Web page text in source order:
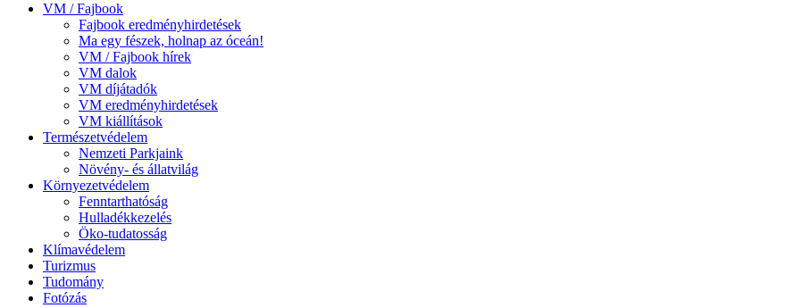
VM / Fajbook
Fajbook eredményhirdetések
Ma egy fészek, holnap az óceán!
VM / Fajbook hírek
VM dalok
VM díjátadók
VM eredményhirdetések
VM kiállítások
Természetvédelem
Nemzeti Parkjaink
Növény- és állatvilág
Környezetvédelem
Fenntarthatóság
Hulladékkezelés
Öko-tudatosság
Klímavédelem
Turizmus
Tudomány
Fotózás